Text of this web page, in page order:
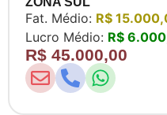
Fat. Médio: R$
Lucro Médio: R$
R$ 45.000,00